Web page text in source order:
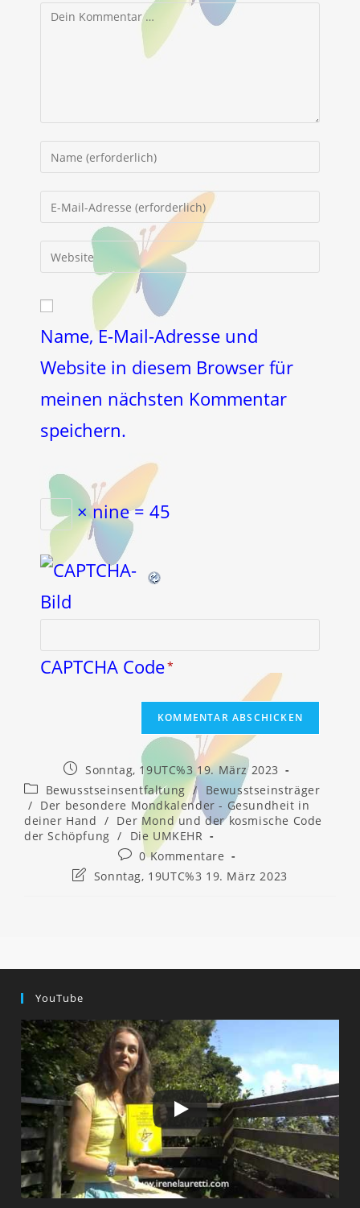
Kommentar
deinen
Namen
oder
Benutzernamen
Kommentieren
deine
E-
Mail-
zum
Kommentieren
ein
deine
URL
ein
(optional)
Name, E-Mail-Adresse und
Website in diesem Browser für
meinen nächsten Kommentar
speichern.
× nine = 45
CAPTCHA Code*
Beitrag
veröffentlicht:
Sonntag, 19UTC%3 19. März 2023
Beitrags-
Kategorie:
Bewusstseinsentfaltung / Bewusstseinsträger
/ Der besondere Mondkalender - Gesundheit in
deiner Hand / Der Mond und der kosmische Code
der Schöpfung /
Die UMKEHR
Beitrags-
Kommentare:
0 Kommentare
BeitragSonntag, 19UTC%3 19. März 2023
YouTube